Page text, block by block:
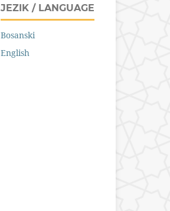
JEZIK / LANGUAGE
Bosanski
English